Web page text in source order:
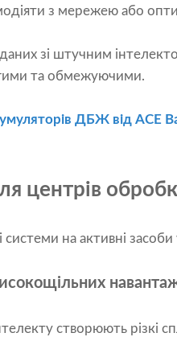
з мережею або
зі штучним
та обмежуючими.
ДБЖ від ACE
центрів
на активні засоби
створюють різкі